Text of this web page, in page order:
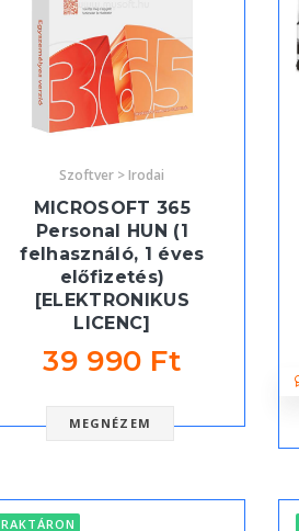
Szoftver > Irodai
MICROSOFT 365
Personal HUN (1
felhasználó, 1 éves
előfizetés)
[ELEKTRONIKUS
LICENC]
39 990 Ft
MEGNÉZEM
RAKTÁRON